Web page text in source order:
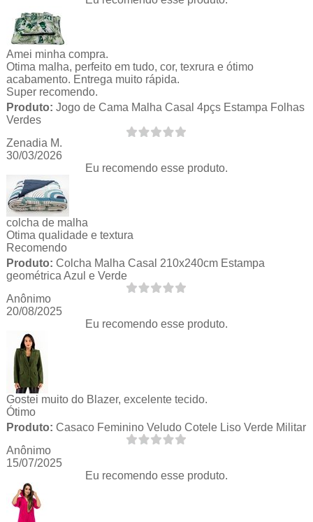
Amei minha compra.
Otima malha, perfeito em tudo, cor, texrura e ótimo
acabamento. Entrega muito rápida.
Super recomendo.
Produto: Jogo de Cama Malha Casal 4pçs Estampa Folhas
Verdes
Zenadia M.
30/03/2026
Eu recomendo esse produto.
colcha de malha
Otima qualidade e textura
Recomendo
Produto: Colcha Malha Casal 210x240cm Estampa
geométrica Azul e Verde
Anônimo
20/08/2025
Eu recomendo esse produto.
Gostei muito do Blazer, excelente tecido.
Ótimo
Produto: Casaco Feminino Veludo Cotele Liso Verde Militar
Anônimo
15/07/2025
Eu recomendo esse produto.